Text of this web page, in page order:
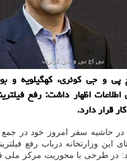
و جی کوئری، کهگیلویه و
اطلاعات اظهار داشت: رفع
قرار دارد.
حاشیه سفر امروز خود در جمع
این وزارتخانه درباب رفع
در طرحی با محوریت مرکز ملی